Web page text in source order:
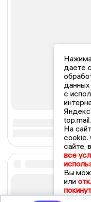
даете
данных
с
На
cookie.
сайте,
все
Вы
или